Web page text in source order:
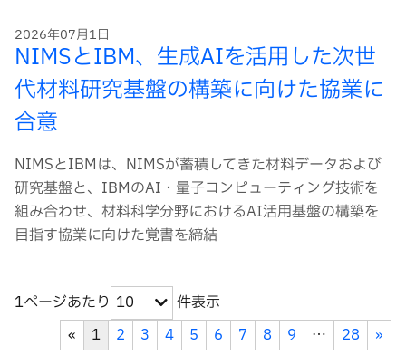
2026年07月1日
NIMSとIBM、生成AIを活用した次世
代材料研究基盤の構築に向けた協業に
合意
NIMSとIBMは、NIMSが蓄積してきた材料データおよび
研究基盤と、IBMのAI・量子コンピューティング技術を
組み合わせ、材料科学分野におけるAI活用基盤の構築を
目指す協業に向けた覚書を締結
1ページあたり 10
件表示
«
1 2 3 4 5 6 7 8 9 … 28 »